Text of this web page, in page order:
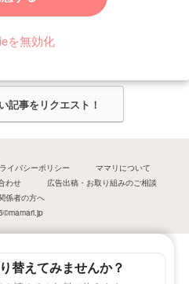
替えてみませんか？
を無効化
もとに記事を作成させていただきま
記事をリクエスト！
イバシーポリシー
ママリについて
わせ
広告出稿・お取り組みのご相談
係者の方へ